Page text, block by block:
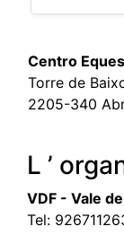
Centro
Torre de
2205-340
L ’
VDF - Vale
Tel: